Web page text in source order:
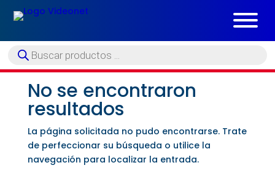
Búsqueda
de
No se encontraron
resultados
La página solicitada no pudo encontrarse. Trate
de perfeccionar su búsqueda o utilice la
navegación para localizar la entrada.